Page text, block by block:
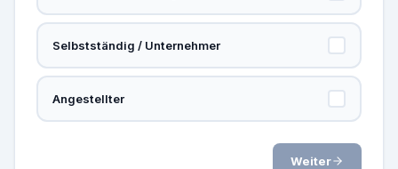
Selbstständig / Unternehmer
Angestellter
Weiter